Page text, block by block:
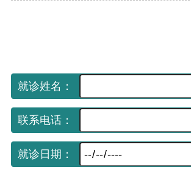
就诊姓名：
联系电话：
就诊日期：